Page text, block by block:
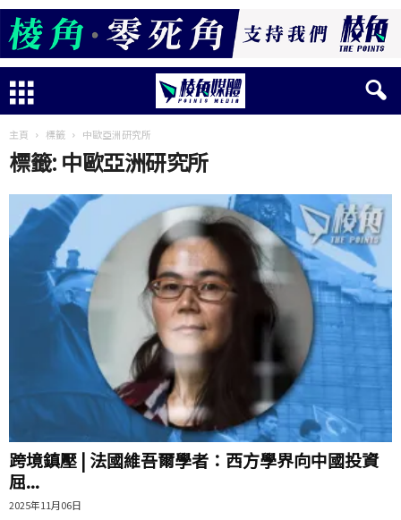
主頁 標籤 中歐亞洲研究所
標籤: 中歐亞洲研究所
跨境鎮壓 | 法國維吾爾學者：西方學界向中國投資
屈...
2025年11月06日